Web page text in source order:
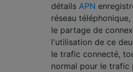
détails APN
réseau
le partage de
l'utilisation de ce
le trafic connecté,
normal pour le trafic